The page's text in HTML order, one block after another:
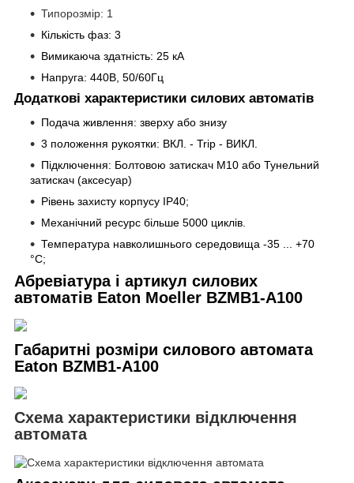
Типорозмір: 1
Кількість фаз: 3
Вимикаюча здатність: 25 кА
Напруга: 440В, 50/60Гц
Додаткові характеристики силових автоматів
Подача живлення: зверху або знизу
3 положення рукоятки: ВКЛ. - Trip - ВИКЛ.
Підключення: Болтовою затискач M10 або Тунельний
затискач (аксесуар)
Рівень захисту корпусу IP40;
Механічний ресурс більше 5000 циклів.
Температура навколишнього середовища -35 ... +70
°С;
Абревіатура і артикул силових
автоматів Eaton Moeller BZMB1-A100
Габаритні розміри силового автомата
Eaton BZMB1-A100
Схема характеристики відключення
автомата